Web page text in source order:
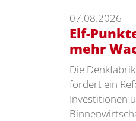
07.08.2026
Elf-
mehr
Die
fordert ein
Investitionen